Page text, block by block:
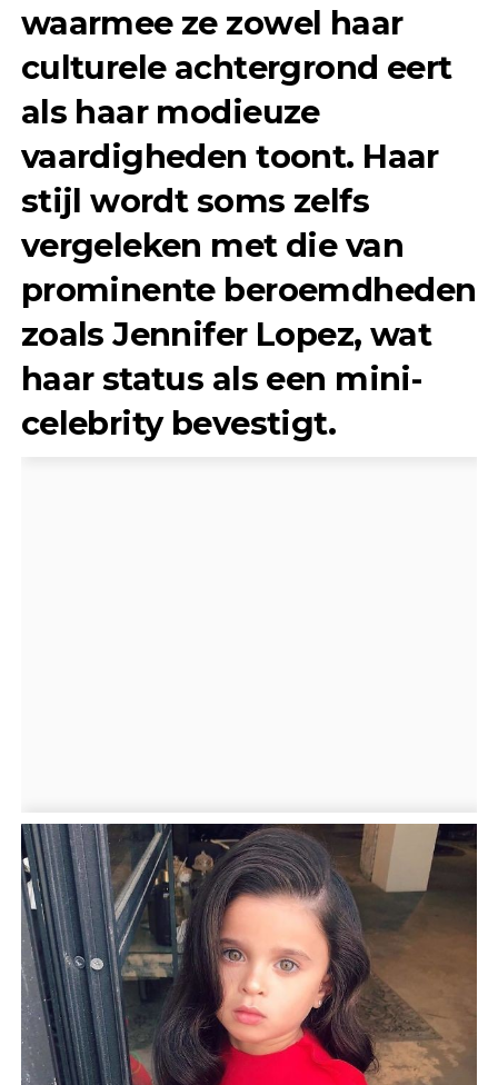
waarmee ze zowel haar
culturele achtergrond eert
als haar modieuze
vaardigheden toont. Haar
stijl wordt soms zelfs
vergeleken met die van
prominente beroemdheden
zoals Jennifer Lopez, wat
haar status als een mini-
celebrity bevestigt.